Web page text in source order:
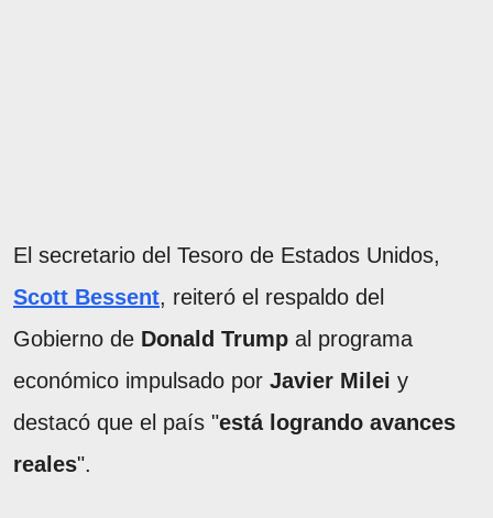
El secretario del Tesoro de Estados Unidos,
Scott Bessent, reiteró el respaldo del
Gobierno de Donald Trump al programa
económico impulsado por Javier Milei y
destacó que el país "está logrando avances
reales".